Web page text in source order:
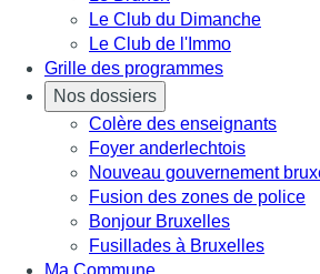
Le Club du Dimanche
Le Club de l'Immo
Grille des programmes
Nos dossiers
Colère des enseignants
Foyer anderlechtois
Nouveau gouvernement
Fusion des zones de police
Bonjour Bruxelles
Fusillades à Bruxelles
Ma Commune